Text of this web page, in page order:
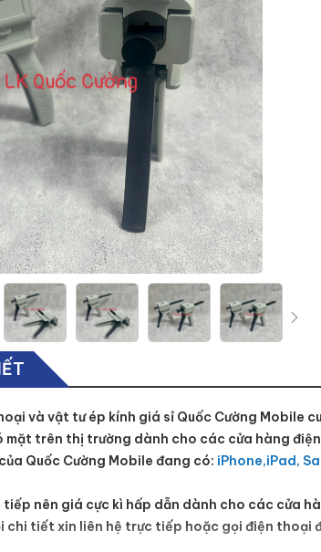
và vật tư ép kính giá sỉ Quốc Cường Mobile
mặt trên thị trường dành cho các cửa hàng
Quốc Cường Mobile đang có: iPhone,iPad,
tiếp nên giá cực kì hấp dẫn dành cho các cửa
chi tiết xin liên hệ trực tiếp hoặc gọi điện thoại